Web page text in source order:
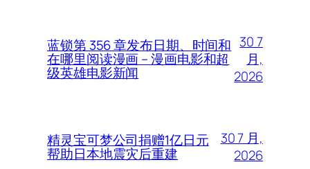
蓝锁第 356 章发布日期、时间和
在哪里阅读漫画 – 漫画电影和超
级英雄电影新闻
30 7
月,
2026
精灵宝可梦公司捐赠1亿日元
帮助日本地震灾后重建
30 7 月,
2026